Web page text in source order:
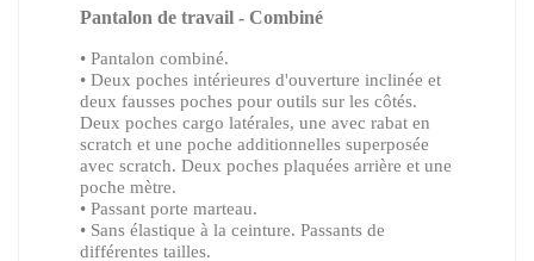
Pantalon de travail - Combiné
• Pantalon combiné.
• Deux poches intérieures d'ouverture inclinée et
deux fausses poches pour outils sur les côtés.
Deux poches cargo latérales, une avec rabat en
scratch et une poche additionnelles superposée
avec scratch. Deux poches plaquées arrière et une
poche mètre.
• Passant porte marteau.
• Sans élastique à la ceinture. Passants de
différentes tailles.